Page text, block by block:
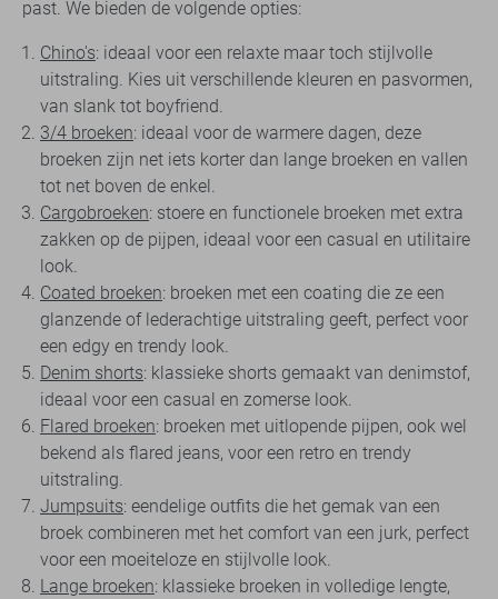
past. We bieden de volgende opties:
Chino's: ideaal voor een relaxte maar toch stijlvolle
uitstraling. Kies uit verschillende kleuren en pasvormen,
van slank tot boyfriend.
3/4 broeken: ideaal voor de warmere dagen, deze
broeken zijn net iets korter dan lange broeken en vallen
tot net boven de enkel.
Cargobroeken: stoere en functionele broeken met extra
zakken op de pijpen, ideaal voor een casual en utilitaire
look.
Coated broeken: broeken met een coating die ze een
glanzende of lederachtige uitstraling geeft, perfect voor
een edgy en trendy look.
Denim shorts: klassieke shorts gemaakt van denimstof,
ideaal voor een casual en zomerse look.
Flared broeken: broeken met uitlopende pijpen, ook wel
bekend als flared jeans, voor een retro en trendy
uitstraling.
Jumpsuits: eendelige outfits die het gemak van een
broek combineren met het comfort van een jurk, perfect
voor een moeiteloze en stijlvolle look.
Lange broeken: klassieke broeken in volledige lengte,